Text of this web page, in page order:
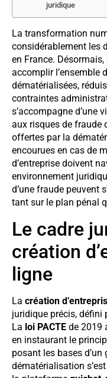
juridique
La transformation
considérablement les
en France.
accomplir l’ensemble
dématérialisées,
contraintes
s’accompagne d’une
aux risques de fraude
offertes par la
encourues en cas de
d’entreprise doivent
environnement
d’une fraude peuvent
tant sur le plan pénal
Le cadre
création
ligne
La création
juridique précis, défini
La loi PACTE de 2019
en instaurant le
posant les bases
dématérialisation